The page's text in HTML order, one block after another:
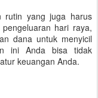
rutin yang juga harus
hari raya,
dana untuk menyicil
ini Anda bisa tidak
keuangan Anda.